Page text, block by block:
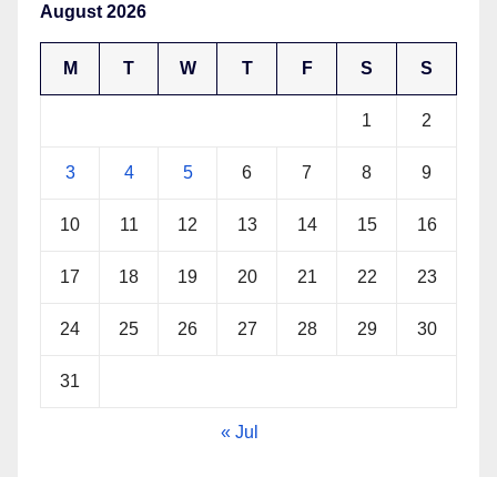
August 2026
M T W T F S S
1 2
3 4 5 6 7 8 9
10 11 12 13 14 15 16
17 18 19 20 21 22 23
24 25 26 27 28 29 30
31
« Jul